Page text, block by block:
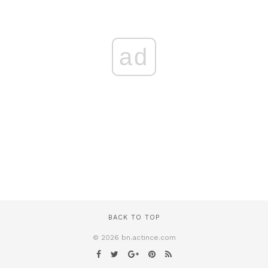
ad
BACK TO TOP
© 2026 bn.actince.com